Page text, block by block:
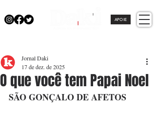
APOIE
O que você tem Papai Noel
Jornal Daki
17 de dez. de 2025
SÃO GONÇALO DE AFETOS